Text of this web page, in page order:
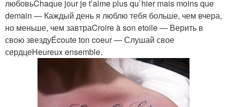
любовьChaque jour je t’aime plus qu`hier mais moins que
demain — Каждый день я люблю тебя больше, чем вчера,
но меньше, чем завтраCroire à son etoile — Верить в
свою звездуÉcoute ton coeur — Слушай свое
сердцеHeureux ensemble.